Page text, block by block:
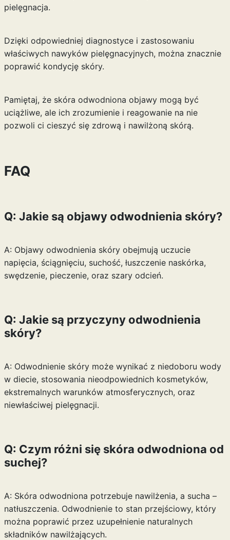
pielęgnacja.
Dzięki odpowiedniej diagnostyce i zastosowaniu
właściwych nawyków pielęgnacyjnych, można znacznie
poprawić kondycję skóry.
Pamiętaj, że skóra odwodniona objawy mogą być
uciążliwe, ale ich zrozumienie i reagowanie na nie
pozwoli ci cieszyć się zdrową i nawilżoną skórą.
FAQ
Q: Jakie są objawy odwodnienia skóry?
A: Objawy odwodnienia skóry obejmują uczucie
napięcia, ściągnięciu, suchość, łuszczenie naskórka,
swędzenie, pieczenie, oraz szary odcień.
Q: Jakie są przyczyny odwodnienia
skóry?
A: Odwodnienie skóry może wynikać z niedoboru wody
w diecie, stosowania nieodpowiednich kosmetyków,
ekstremalnych warunków atmosferycznych, oraz
niewłaściwej pielęgnacji.
Q: Czym różni się skóra odwodniona od
suchej?
A: Skóra odwodniona potrzebuje nawilżenia, a sucha –
natłuszczenia. Odwodnienie to stan przejściowy, który
można poprawić przez uzupełnienie naturalnych
składników nawilżających.